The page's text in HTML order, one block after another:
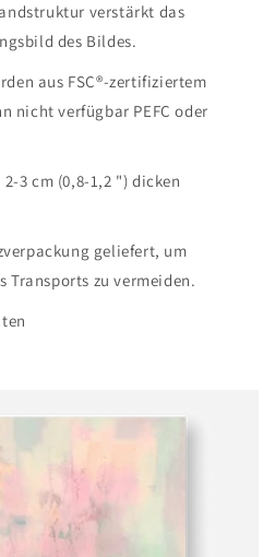
verstärkt das
des Bildes.
aus FSC®-zertifiziertem
nicht verfügbar PEFC oder
3 cm (0,8-1,2 ") dicken
geliefert, um
Transports zu vermeiden.